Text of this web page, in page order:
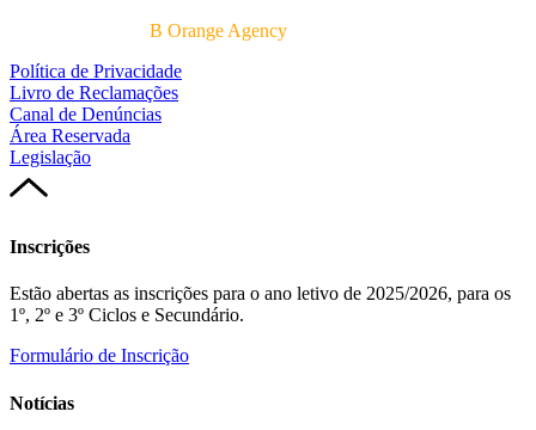
B Orange Agency
Política de Privacidade
Livro de Reclamações
Canal de Denúncias
Área Reservada
Legislação
Inscrições
Estão abertas as inscrições para o ano letivo de 2025/2026, para os
1º, 2º e 3º Ciclos e Secundário.
Formulário de Inscrição
Notícias